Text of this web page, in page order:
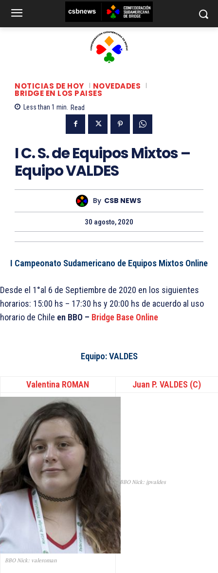
NOTICIAS DE HOY NOVEDADES
BRIDGE EN LOS PAISES
Less than 1 min. Read
I C. S. de Equipos Mixtos –
Equipo VALDES
By CSB NEWS
30 agosto, 2020
I Campeonato Sudamericano de Equipos Mixtos Online
Desde el 1°al 6 de Septiembre de 2020 en los siguientes
horarios: 15:00 hs – 17:30 hs y 20:00 hs de acuerdo al uso
horario de Chile en BBO – Bridge Base Online
Equipo: VALDES
Valentina ROMAN Juan P. VALDES (C)
BBO Nick: valeroman
BBO Nick: jpvaldes